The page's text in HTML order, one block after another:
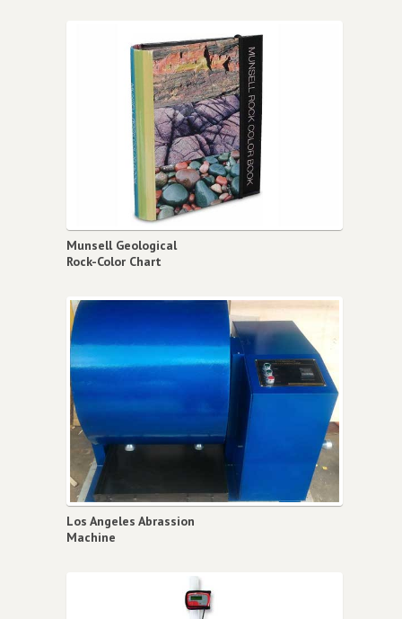
Munsell Geological
Rock-Color Chart
Los Angeles Abrassion
Machine